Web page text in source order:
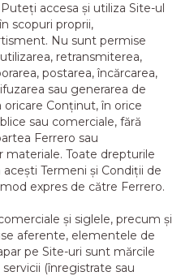
accesa și utiliza Site-ul
scopuri proprii,
Nu sunt permise
retransmiterea,
postarea, încărcarea,
sau generarea de
Conținut, în orice
sau comerciale, fără
Ferrero sau
Toate drepturile
Termeni și Condiții de
expres de către Ferrero.
și siglele, precum și
aferente, elementele de
pe Site-uri sunt mărcile
(înregistrate sau